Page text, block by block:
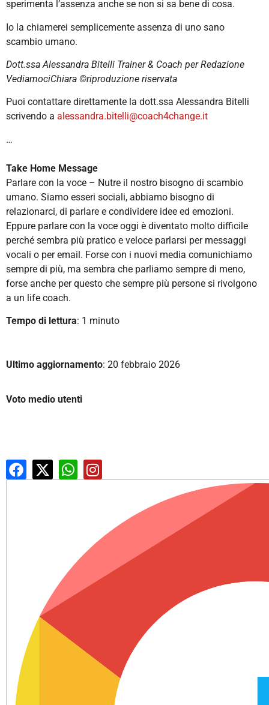
sperimenta l’assenza anche se non si sa bene di cosa.
Io la chiamerei semplicemente assenza di uno sano
scambio umano.
Dott.ssa Alessandra Bitelli Trainer & Coach per Redazione
VediamociChiara ©️riproduzione riservata
Puoi contattare direttamente la dott.ssa Alessandra Bitelli
scrivendo a alessandra.bitelli@coach4change.it
…
Take Home Message
Parlare con la voce – Nutre il nostro bisogno di scambio
umano. Siamo esseri sociali, abbiamo bisogno di
relazionarci, di parlare e condividere idee ed emozioni.
Eppure parlare con la voce oggi è diventato molto difficile
perché sembra più pratico e veloce parlarsi per messaggi
vocali o per email. Forse con i nuovi media comunichiamo
sempre di più, ma sembra che parliamo sempre di meno,
forse anche per questo che sempre più persone si rivolgono
a un life coach.
Tempo di lettura: 1 minuto
Ultimo aggiornamento: 20 febbraio 2026
Voto medio utenti